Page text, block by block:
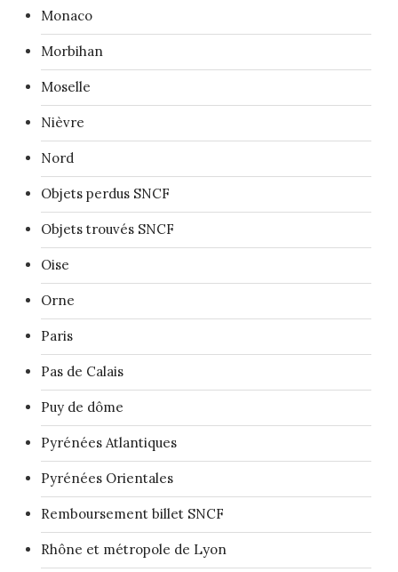
Monaco
Morbihan
Moselle
Nièvre
Nord
Objets perdus SNCF
Objets trouvés SNCF
Oise
Orne
Paris
Pas de Calais
Puy de dôme
Pyrénées Atlantiques
Pyrénées Orientales
Remboursement billet SNCF
Rhône et métropole de Lyon